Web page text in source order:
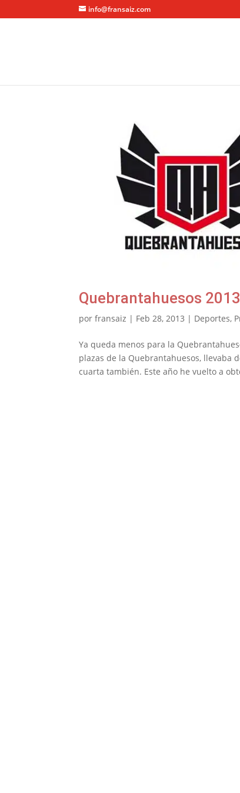
info@fransaiz.com
Quebrantahuesos
porfransaiz | Feb 28, 2013 | Deportes,
Ya queda menos para la
plazas de la Quebrantahuesos, llevaba
cuarta también. Este año he vuelto a